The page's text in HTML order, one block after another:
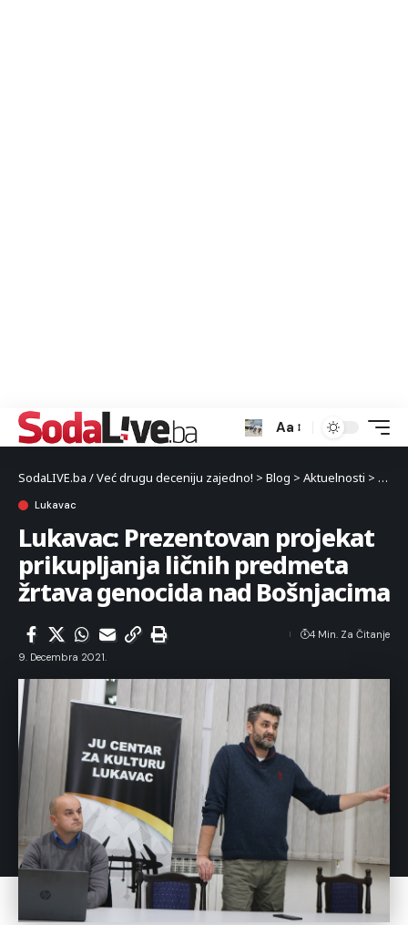
Aa
SodaLIVE.ba / Već drugu deceniju zajedno! > Blog > Aktuelnosti >
Lukavac
Lukavac: Prezentovan projekat
prikupljanja ličnih predmeta
žrtava genocida nad Bošnjacima
9. Decembra 2021.
4 Min. Za Čitanje